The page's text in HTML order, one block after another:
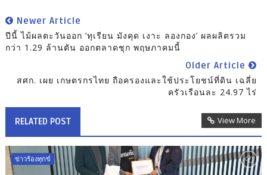
Newer Article
ปีนี้ ไม้ผลตะวันออก ‘ทุเรียน มังคุด เงาะ ลองกอง’ ผลผลิตรวม
กว่า 1.29 ล้านตัน ออกตลาดชุก พฤษภาคมนี้
Older Article
สศก. เผย เกษตรกรไทย ถือครองและใช้ประโยชน์ที่ดิน เฉลี่ย
ครัวเรือนละ 24.97 ไร่
RELATED POST View More
ข่าวร้องทุกข์